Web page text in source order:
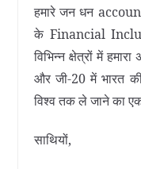
हमारे जन धन
के Financial
विभिन्न क्षेत्रों में
और जी-20 में भारत
विश्व तक ले जाने का
साथियों,